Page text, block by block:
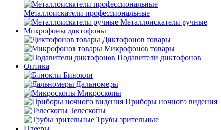
Металлоискатели профессиональные
Металлоискатели ручные
Микрофоны диктофоны
Диктофонов товары
Микрофонов товары
Подавители диктофонов
Оптика
Бинокли
Дальномеры
Микроскопы
Приборы ночного видения
Телескопы
Трубы зрительные
Плееры